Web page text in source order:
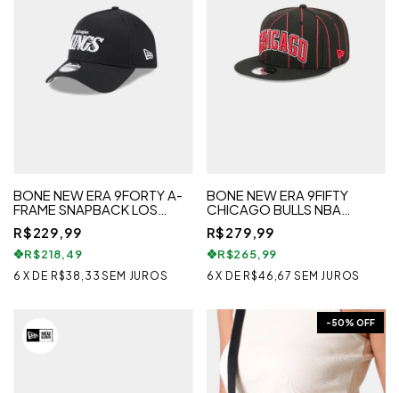
BONE NEW ERA 9FORTY A-
FRAME SNAPBACK LOS
ANGELES KINGS NHL PRETO
R$229,99
R$218,49
6 X DE R$38,33 SEM JUROS
BONE NEW ERA 9FIFTY
CHICAGO BULLS NBA
STATEMENT EDITION
R$279,99
R$265,99
6 X DE R$46,67 SEM JUROS
-50% OFF